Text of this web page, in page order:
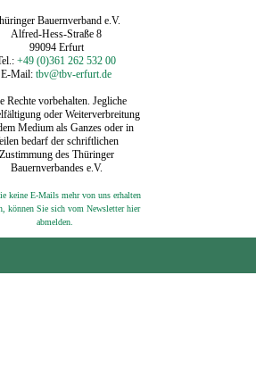
Bauernverband e.V.
Alfred-Hess-Straße 8
99094 Erfurt
+49 (0)361 262 532 00
E-Mail: tbv@tbv-erfurt.de
Rechte vorbehalten. Jegliche
oder Weiterverbreitung
Medium als Ganzes oder in
bedarf der schriftlichen
Zustimmung des Thüringer
Bauernverbandes e.V.
keine E-Mails mehr von uns erhalten
können Sie sich vom Newsletter hier
abmelden.